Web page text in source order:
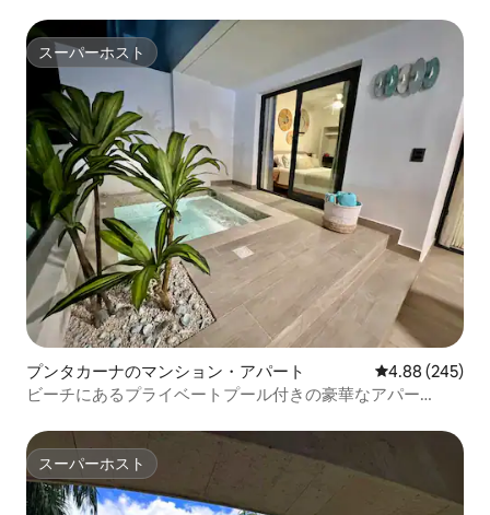
スーパーホスト
スーパーホスト
プンタカーナのマンション・アパート レビュー245
4.88 (245)
ビーチにあるプライベートプール付きの豪華なアパー
スーパーホスト
スーパーホスト